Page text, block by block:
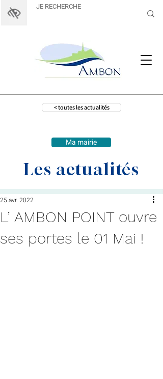
< toutes les actualités
Ma mairie
Les actualités
L’ AMBON POINT ouvre
ses portes le 01 Mai !
25 avr. 2022